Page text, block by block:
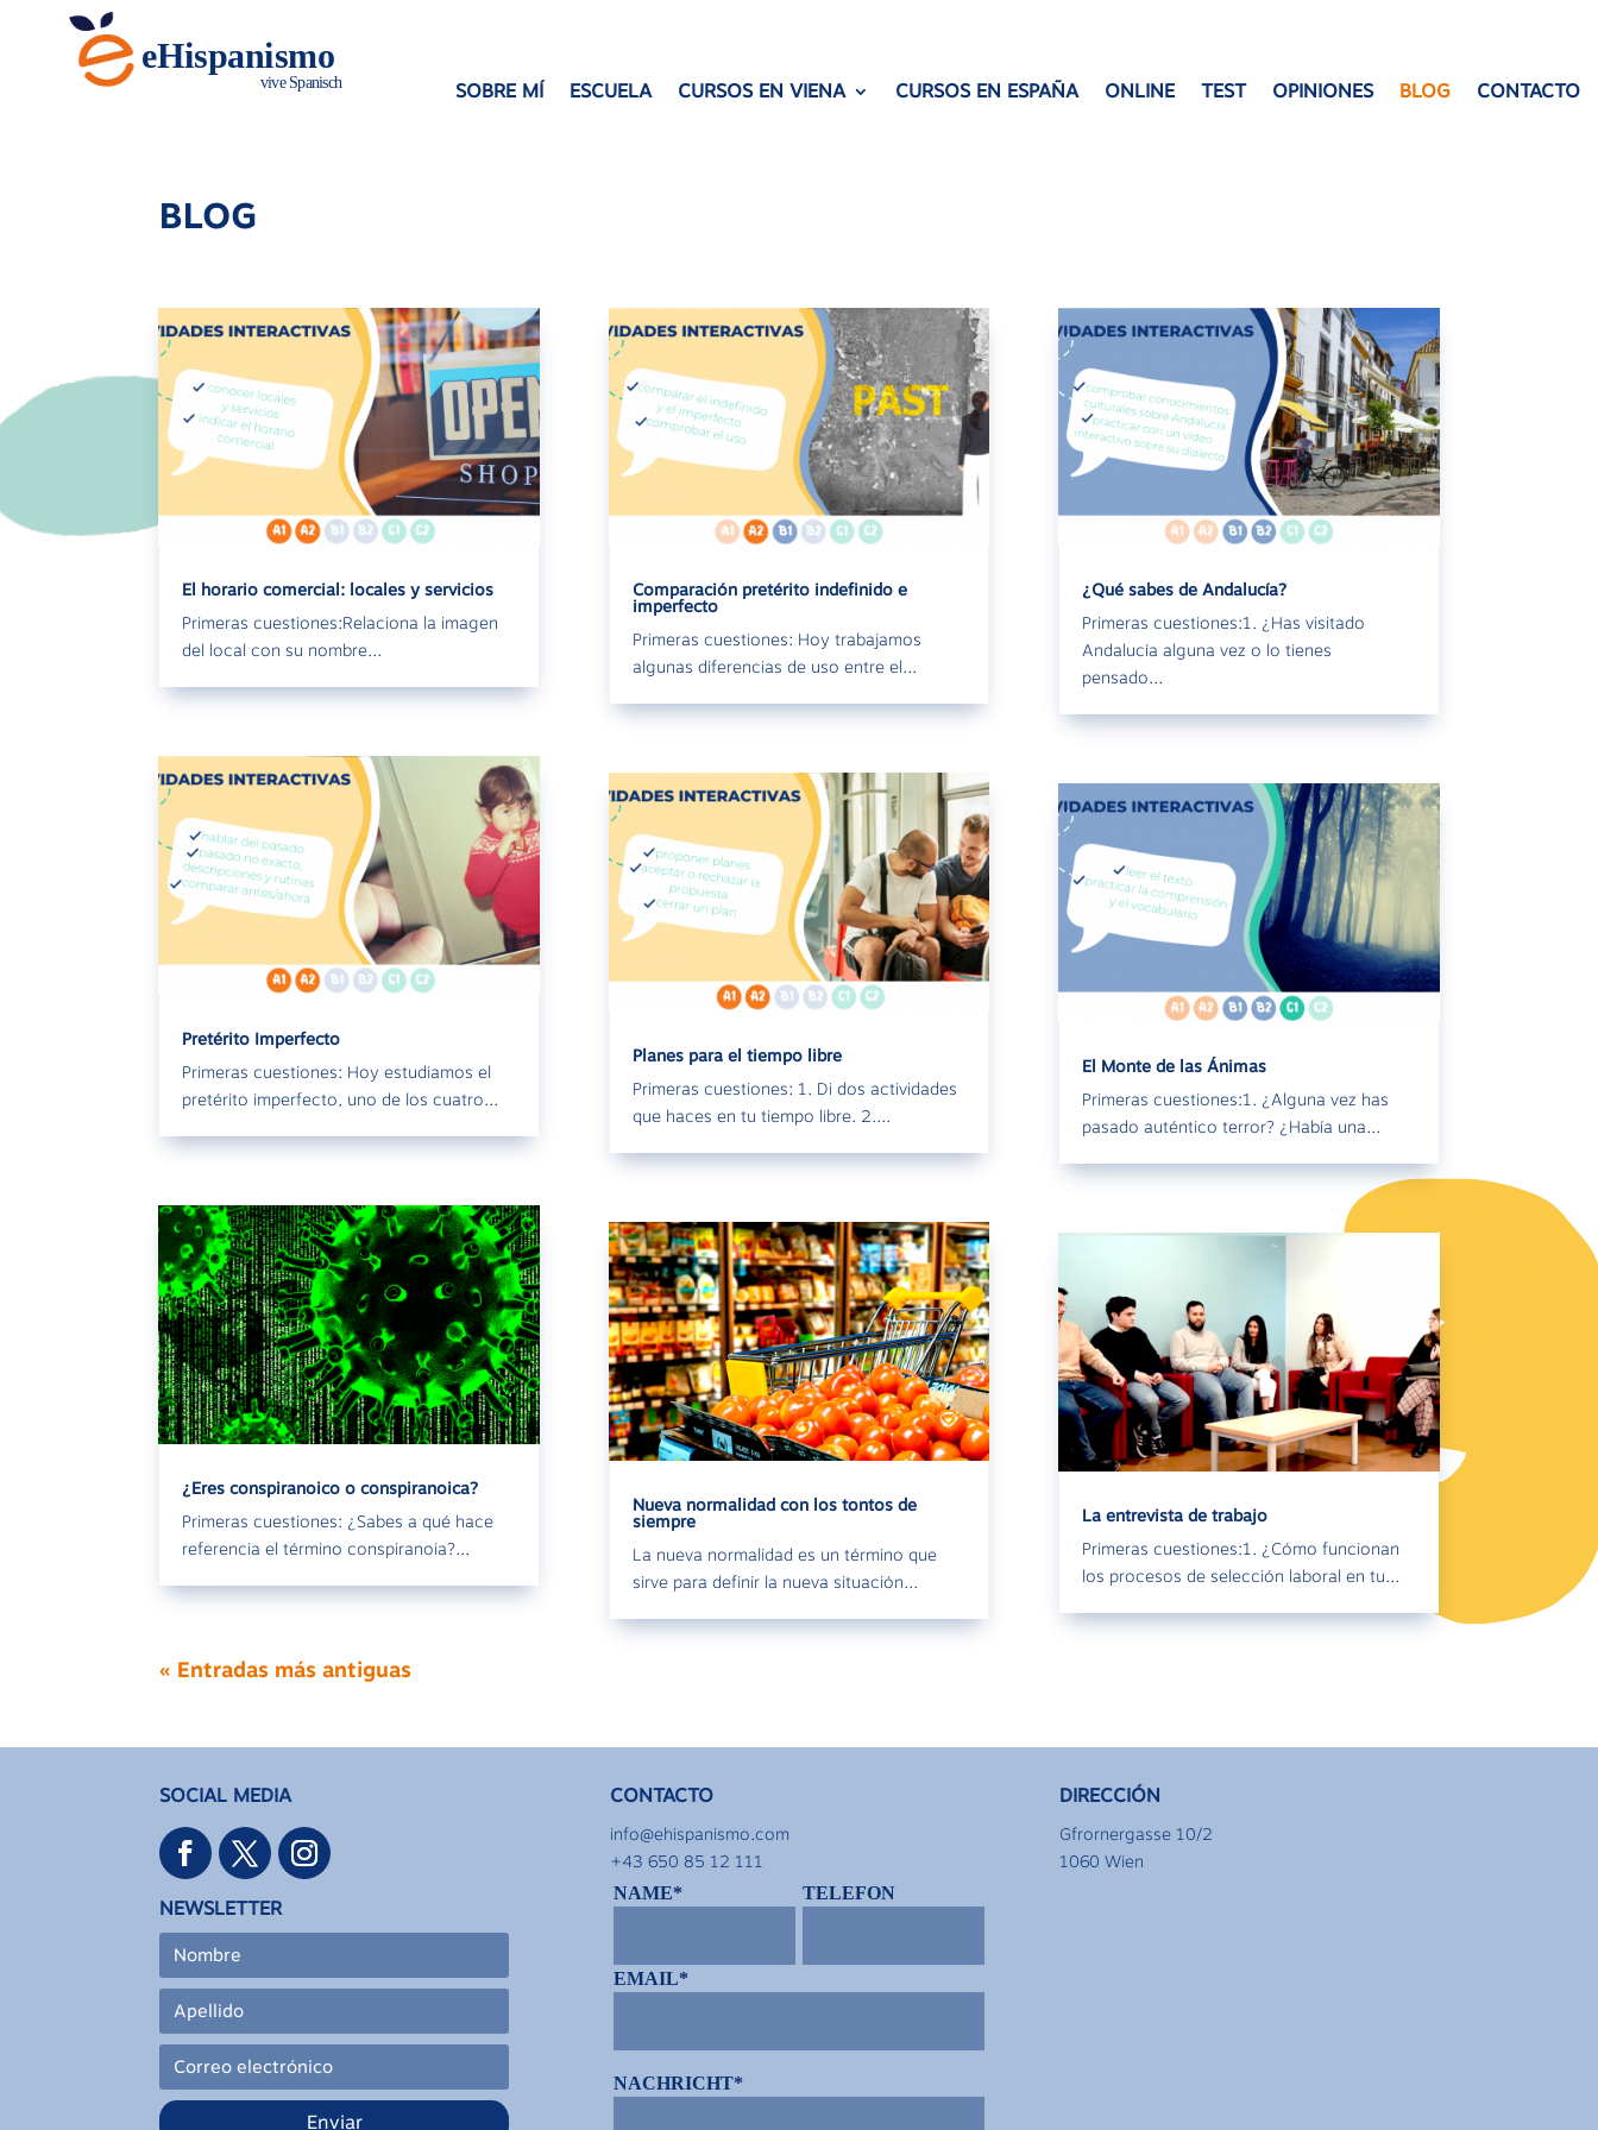
SOBRE MÍ ESCUELA CURSOS EN VIENA CURSOS EN ESPAÑA ONLINE TEST OPINIONES BLOG CONTACTO
BLOG
El horario comercial: locales y servicios
Primeras cuestiones:Relaciona la imagen
del local con su nombre...
Pretérito Imperfecto
Primeras cuestiones: Hoy estudiamos el
pretérito imperfecto, uno de los cuatro...
¿Eres conspiranoico o conspiranoica?
Primeras cuestiones: ¿Sabes a qué hace
referencia el término conspiranoia?...
Comparación pretérito indefinido e
imperfecto
Primeras cuestiones: Hoy trabajamos
algunas diferencias de uso entre el...
Planes para el tiempo libre
Primeras cuestiones: 1. Di dos actividades
que haces en tu tiempo libre. 2....
Nueva normalidad con los tontos de
siempre
La nueva normalidad es un término que
sirve para definir la nueva situación...
¿Qué sabes de Andalucía?
Primeras cuestiones:1. ¿Has visitado
Andalucía alguna vez o lo tienes
pensado...
El Monte de las Ánimas
Primeras cuestiones:1. ¿Alguna vez has
pasado auténtico terror? ¿Había una...
La entrevista de trabajo
Primeras cuestiones:1. ¿Cómo funcionan
los procesos de selección laboral en tu...
« Entradas más antiguas
SOCIAL MEDIA
NEWSLETTER
Enviar
CONTACTO
info@ehispanismo.com
+43 650 85 12 111
NAME* TELEFON
EMAIL*
NACHRICHT*
DIRECCIÓN
Gfrornergasse 10/2
1060 Wien